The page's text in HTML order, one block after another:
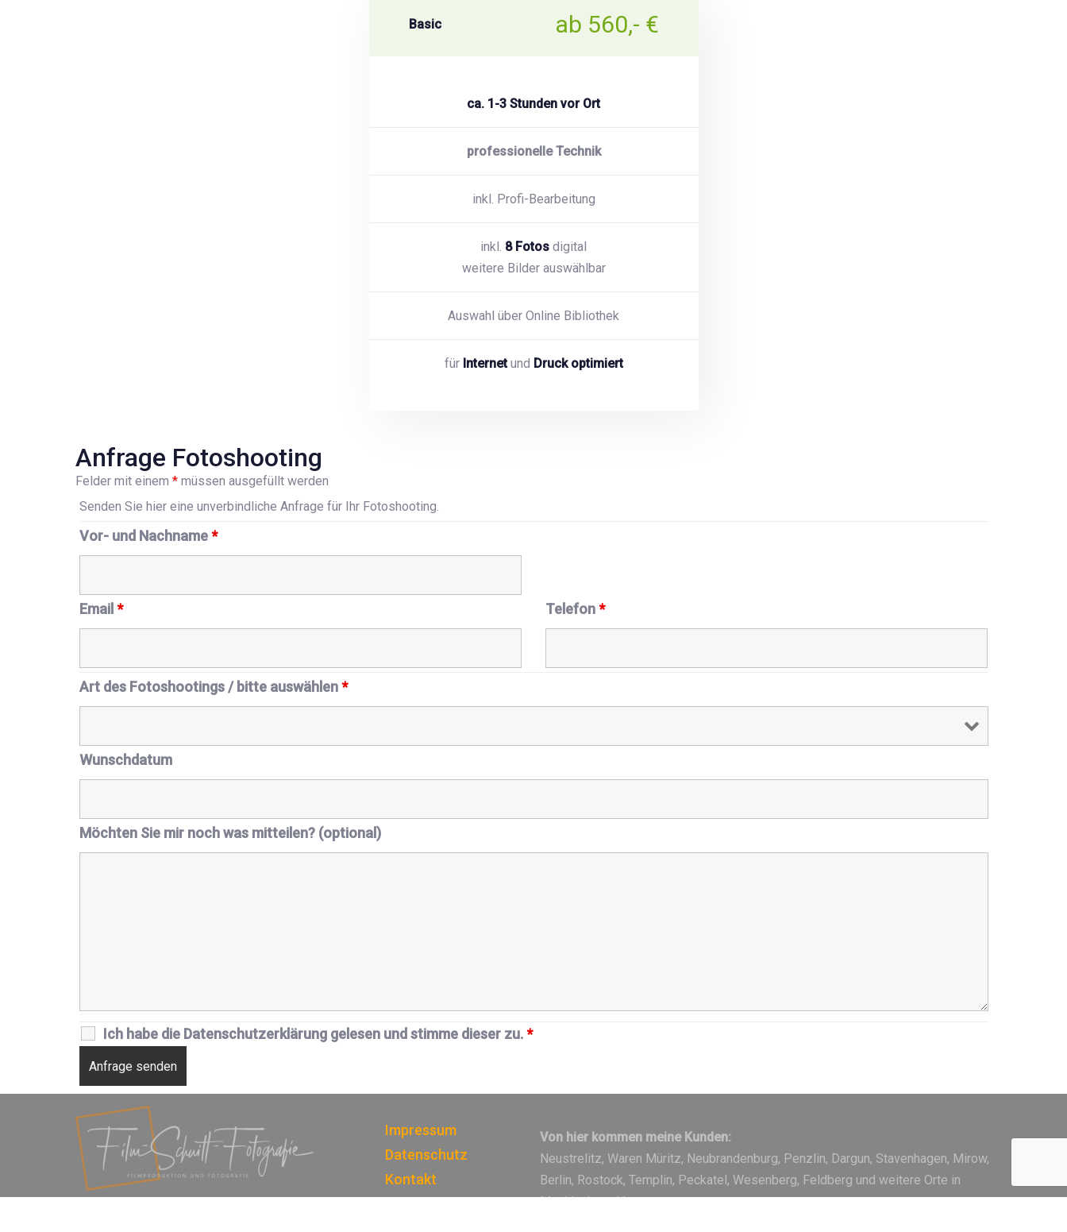
Basic ab 560,- €
ca. 1-3 Stunden vor Ort
professionelle Technik
inkl. Profi-Bearbeitung
inkl. 8 Fotos digital
weitere Bilder auswählbar
Auswahl über Online Bibliothek
für Internetund Druck optimiert
Anfrage Fotoshooting
Felder mit einem *müssen ausgefüllt werden
Senden Sie hier eine unverbindliche Anfrage für Ihr Fotoshooting.
Vor- und Nachname*
Email* Telefon*
Art des Fotoshootings / bitte auswählen*
Wunschdatum
Möchten Sie mir noch was mitteilen? (optional)
Ich habe die Datenschutzerklärung gelesen und stimme dieser zu.*
Impressum
Datenschutz
Kontakt
Von hier kommen meine Kunden:
Neustrelitz, Waren Müritz, Neubrandenburg, Penzlin, Dargun, Stavenhagen, Mirow,
Berlin, Rostock, Templin, Peckatel, Wesenberg, Feldberg und weitere Orte in
Mecklenburg-Vorpommern